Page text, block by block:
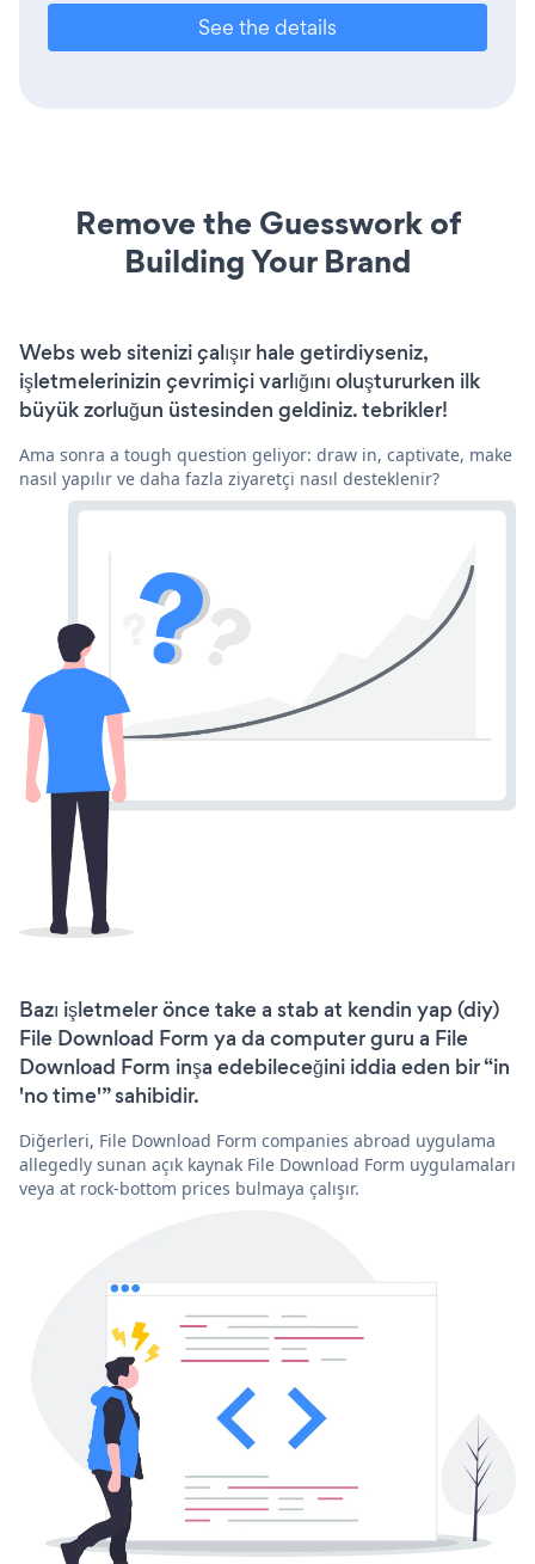
See the details
Remove the Guesswork of
Building Your Brand
Webs web sitenizi çalışır hale getirdiyseniz,
işletmelerinizin çevrimiçi varlığını oluştururken ilk
büyük zorluğun üstesinden geldiniz. tebrikler!
Ama sonra a tough question geliyor: draw in, captivate, make
nasıl yapılır ve daha fazla ziyaretçi nasıl desteklenir?
Bazı işletmeler önce take a stab at kendin yap (diy)
File Download Form ya da computer guru a File
Download Form inşa edebileceğini iddia eden bir “in
'no time'” sahibidir.
Diğerleri, File Download Form companies abroad uygulama
allegedly sunan açık kaynak File Download Form uygulamaları
veya at rock-bottom prices bulmaya çalışır.